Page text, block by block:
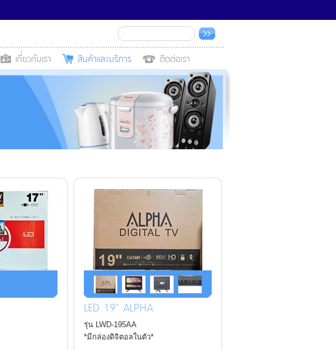
เกี่ยวกับเรา สินค้าและบริการ ติดต่อเรา
LED 19" ALPHA
รุ่น LWD-195AA
*มีกล่องดิจิตอลในตัว*